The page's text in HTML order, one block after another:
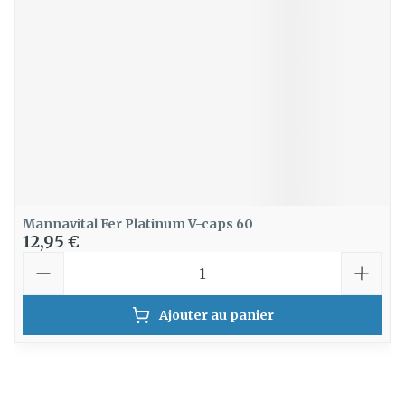
Mannavital Fer Platinum V-caps 60
12,95 €
Ajouter au panier